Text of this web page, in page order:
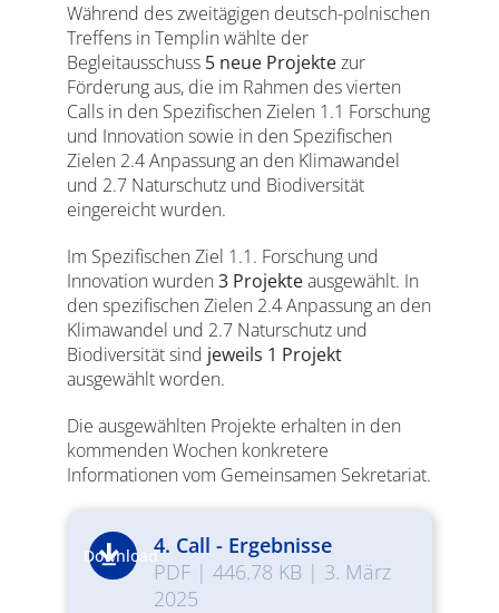
Während des zweitägigen deutsch-polnischen
Treffens in Templin wählte der
Begleitausschuss5 neue Projektezur
Förderung aus, die im Rahmen des vierten
Calls in den Spezifischen Zielen 1.1 Forschung
und Innovation sowie in den Spezifischen
Zielen 2.4 Anpassung an den Klimawandel
und 2.7 Naturschutz und Biodiversität
eingereicht wurden.
Im Spezifischen Ziel 1.1. Forschung und
Innovation wurden3 Projekteausgewählt. In
den spezifischen Zielen 2.4 Anpassung an den
Klimawandel und 2.7 Naturschutz und
Biodiversität sind jeweils 1 Projekt
ausgewählt worden.
Die ausgewählten Projekte erhalten in den
kommenden Wochen konkretere
Informationen vom Gemeinsamen Sekretariat.
Download4. Call - Ergebnisse
PDF| 446.78 KB | 3. März
2025